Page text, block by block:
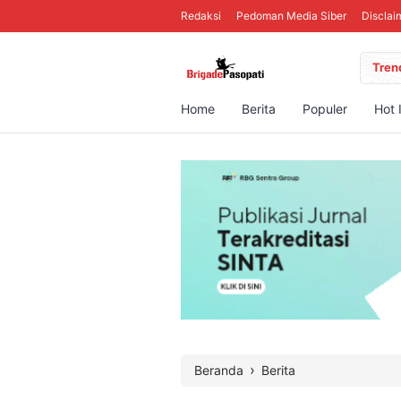
Redaksi Pedoman Media Siber
Home Berita Populer Hot
Beranda › Berita